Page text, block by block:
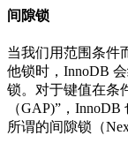
间隙锁
当我们用范围条件
他锁时，InnoDB
锁。对于键值在条
（GAP)”，
所谓的间隙锁（